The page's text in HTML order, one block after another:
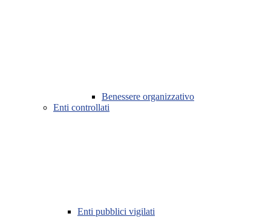
Benessere organizzativo
Enti controllati
Enti pubblici vigilati